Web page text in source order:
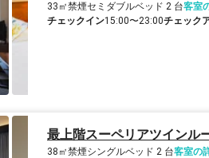
33㎡禁煙セミダブルベッド 2 台客室
チェックイン15:00〜23:00チェック
最上階スーペリアツインル
38㎡禁煙シングルベッド 2 台客室の